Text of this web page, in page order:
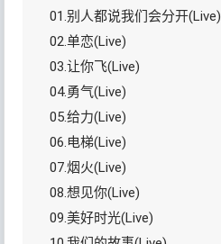
01.别人都说我们会分开(Live)
02.单恋(Live)
03.让你飞(Live)
04.勇气(Live)
05.给力(Live)
06.电梯(Live)
07.烟火(Live)
08.想见你(Live)
09.美好时光(Live)